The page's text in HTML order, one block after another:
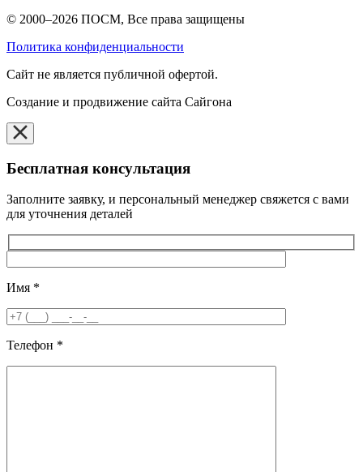
© 2000–2026 ПОСМ, Все права защищены
Политика конфиденциальности
Cайт не является публичной офертой.
Создание и продвижение сайта Сайгона
Бесплатная консультация
Заполните заявку, и персональный менеджер свяжется с вами
для уточнения деталей
Имя *
Телефон *